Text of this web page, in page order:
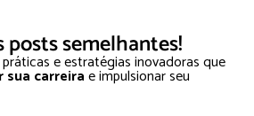
semelhantes!
e estratégias inovadoras que
carreirae impulsionar seu